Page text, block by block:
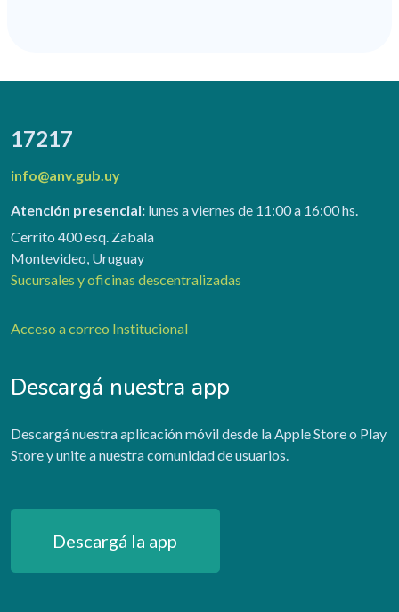
17217
info@anv.gub.uy
Atención presencial: lunes a viernes de 11:00 a 16:00 hs.
Cerrito 400 esq. Zabala
Montevideo, Uruguay
Sucursales y oficinas descentralizadas
Acceso a correo Institucional
Descargá nuestra app
Descargá nuestra aplicación móvil desde la Apple Store o Play
Store y unite a nuestra comunidad de usuarios.
Descargá la app